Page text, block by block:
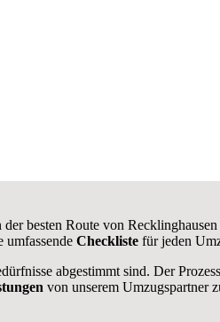
besten Route von
umfassende Checkliste für jeden
abgestimmt sind. Der
von unserem Umzugspartner